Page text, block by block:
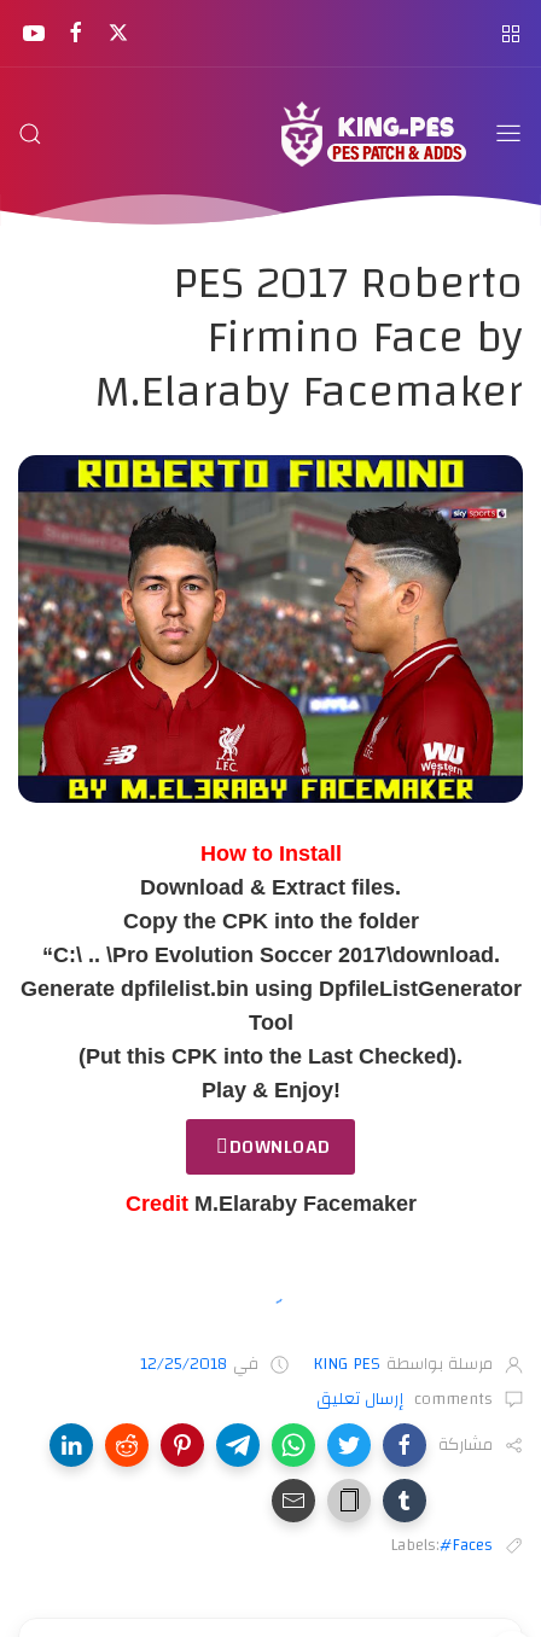
PES 2017 Roberto
Firmino Face by
M.Elaraby Facemaker
How to Install
Download & Extract files.
Copy the CPK into the folder
“C:\ .. \Pro Evolution Soccer 2017\download.
Generate dpfilelist.bin using DpfileListGenerator
Tool
(Put this CPK into the Last Checked).
Play & Enjoy!
DOWNLOAD
Credit M.Elaraby Facemaker
مرسلة بواسطة KING PES في 12/25/2018
comments إرسال تعليق
مشاركة
Labels:#Faces